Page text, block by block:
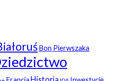
Bon Pierwszaka